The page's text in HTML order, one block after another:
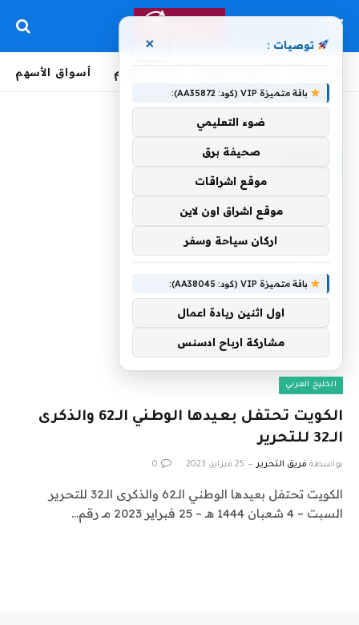
أخبار العالم أسواق الأسهم
بعيدها
الخليج العربي
الكويت تحتفل بعيدها الوطني الـ62 والذكرى
الـ32 للتحرير
بواسطة فريق التحرير 25 فبراير، 2023 0
الكويت تحتفل بعيدها الوطني الـ62 والذكرى الـ32 للتحرير
السبت – 4 شعبان 1444 هـ – 25 فبراير 2023 مـ رقم…
توصيات : ×
باقة متميزة VIP (كود: AA35872):
ضوء التعليمي
صحيفة برق
موقع اشراقات
موقع اشراق اون لاين
اركان سياحة وسفر
باقة متميزة VIP (كود: AA38045):
اول اثنين ريادة اعمال
مشاركة ارباح ادسنس